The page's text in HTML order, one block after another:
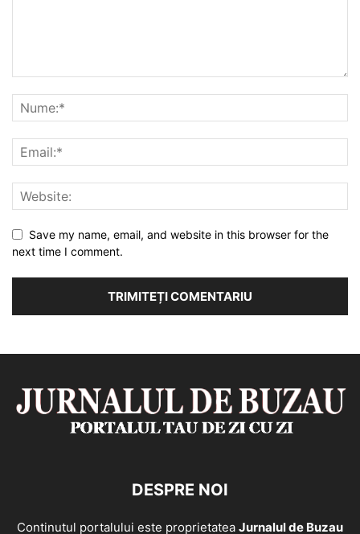
Save my name, email, and website in this browser for the
next time I comment.
DESPRE NOI
Continutul portalului este proprietatea Jurnalul de Buzau